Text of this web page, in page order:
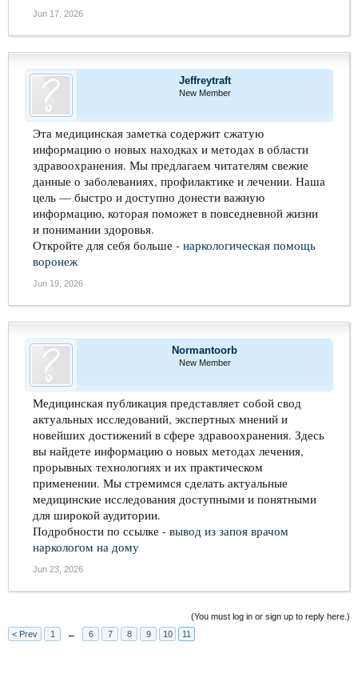
Jun 17, 2026
Jeffreytraft
New Member
Эта медицинская заметка содержит сжатую
информацию о новых находках и методах в области
здравоохранения. Мы предлагаем читателям свежие
данные о заболеваниях, профилактике и лечении. Наша
цель — быстро и доступно донести важную
информацию, которая поможет в повседневной жизни
и понимании здоровья.
Откройте для себя больше - наркологическая помощь
воронеж
Jun 19, 2026
Normantoorb
New Member
Медицинская публикация представляет собой свод
актуальных исследований, экспертных мнений и
новейших достижений в сфере здравоохранения. Здесь
вы найдете информацию о новых методах лечения,
прорывных технологиях и их практическом
применении. Мы стремимся сделать актуальные
медицинские исследования доступными и понятными
для широкой аудитории.
Подробности по ссылке - вывод из запоя врачом
наркологом на дому
Jun 23, 2026
(You must log in or sign up to reply here.)
< Prev
1 ← 6 7 8 9 10 11